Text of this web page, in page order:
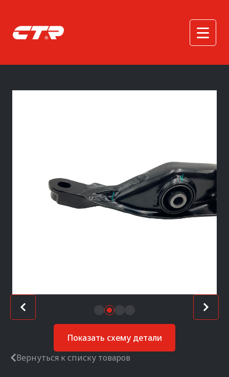
Показать схему детали
Вернуться к списку товаров